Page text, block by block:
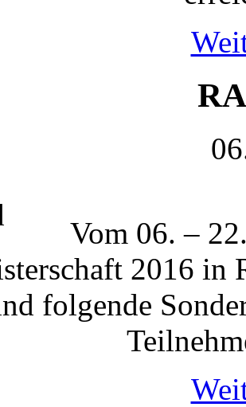
Vom 06. –
2016 in
folgende